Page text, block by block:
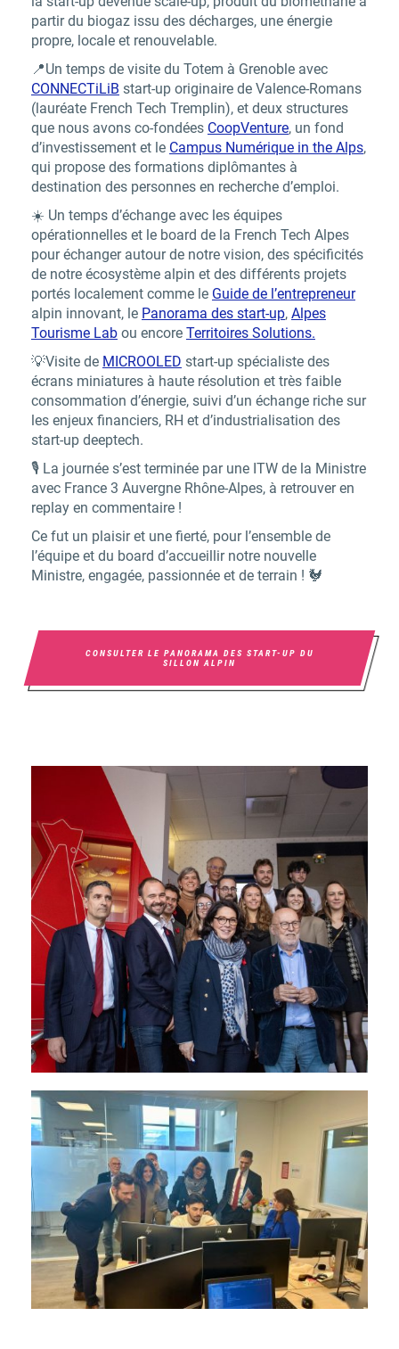
partir du biogaz issu des décharges, une énergie
propre, locale et renouvelable.
📍Un temps de visite du Totem à Grenoble avec
CONNECTiLiB start-up originaire de Valence-Romans
(lauréate French Tech Tremplin), et deux structures
que nous avons co-fondées CoopVenture, un fond
d’investissement et le Campus Numérique in the Alps,
qui propose des formations diplômantes à
destination des personnes en recherche d’emploi.
☀️ Un temps d’échange avec les équipes
opérationnelles et le board de la French Tech Alpes
pour échanger autour de notre vision, des spécificités
de notre écosystème alpin et des différents projets
portés localement comme le Guide de l’entrepreneur
alpin innovant, le Panorama des start-up, Alpes
Tourisme Lab ou encore Territoires Solutions.
💡Visite de MICROOLED start-up spécialiste des
écrans miniatures à haute résolution et très faible
consommation d’énergie, suivi d’un échange riche sur
les enjeux financiers, RH et d’industrialisation des
start-up deeptech.
🎙️ La journée s’est terminée par une ITW de la Ministre
avec France 3 Auvergne Rhône-Alpes, à retrouver en
replay en commentaire !
Ce fut un plaisir et une fierté, pour l’ensemble de
l’équipe et du board d’accueillir notre nouvelle
Ministre, engagée, passionnée et de terrain ! 🐓
CONSULTER LE PANORAMA DES START-UP DU
SILLON ALPIN